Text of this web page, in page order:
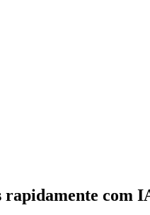
rapidamente com